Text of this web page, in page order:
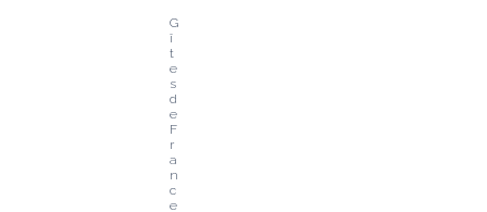
G
î
t
e
s
d
e
F
r
a
n
c
e